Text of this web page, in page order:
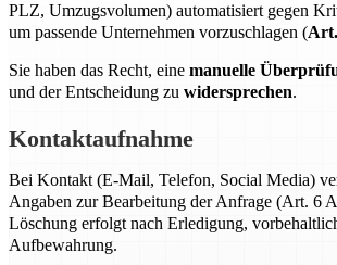
PLZ, Umzugsvolumen) automatisiert gegen
um passende Unternehmen vorzuschlagen (
Sie haben das Recht, eine manuelle
und der Entscheidung zu widersprechen.
Kontaktaufnahme
Bei Kontakt (E-Mail, Telefon, Social Media)
Angaben zur Bearbeitung der Anfrage (Art. 6
Löschung erfolgt nach Erledigung,
Aufbewahrung.